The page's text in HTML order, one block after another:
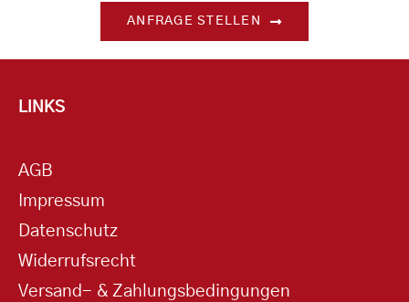
ANFRAGE STELLEN
LINKS
AGB
Impressum
Datenschutz
Widerrufsrecht
Versand- & Zahlungsbedingungen